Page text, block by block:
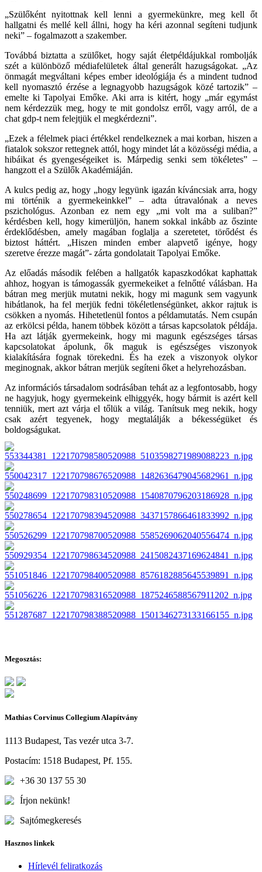
„Szülőként nyitottnak kell lenni a gyermekünkre, meg kell őt
hallgatni és mellé kell állni, hogy ha kéri azonnal segíteni tudjunk
neki” – fogalmazott a szakember.
Továbbá biztatta a szülőket, hogy saját életpéldájukkal rombolják
szét a különböző médiafelületek által generált hazugságokat. „Az
önmagát megváltani képes ember ideológiája és a mindent tudnod
kell nyomasztó érzése a legnagyobb hazugságok közé tartozik” –
emelte ki Tapolyai Emőke. Aki arra is kitért, hogy „már egymást
nem kérdezzük meg, hogy te mit gondolsz erről, vagy arról, de a
chat gdp-t nem felejtjük el megkérdezni”.
„Ezek a félelmek piaci értékkel rendelkeznek a mai korban, hiszen a
fiatalok sokszor rettegnek attól, hogy mindet lát a közösségi média, a
hibáikat és gyengeségeiket is. Márpedig senki sem tökéletes” –
hangzott el a Szülők Akadémiáján.
A kulcs pedig az, hogy „hogy legyünk igazán kíváncsiak arra, hogy
mi történik a gyermekeinkkel” – adta útravalónak a neves
pszichológus. Azonban ez nem egy „mi volt ma a suliban?”
kérdésben kell, hogy kimerüljön, hanem sokkal inkább az őszinte
érdeklődésben, amely magában foglalja a szeretetet, törődést és
biztost háttért. „Hiszen minden ember alapvető igénye, hogy
szeretve érezze magát”- zárta gondolatait Tapolyai Emőke.
Az előadás második felében a hallgatók kapaszkodókat kaphattak
ahhoz, hogyan is támogassák gyermekeiket a felnőtté válásban. Ha
bátran meg merjük mutatni nekik, hogy mi magunk sem vagyunk
hibátlanok, ha fel merjük fedni tökéletlenségünket, akkor rajtuk is
csökken a nyomás. Hihetetlenül fontos a példamutatás. Nem csupán
az erkölcsi példa, hanem többek között a társas kapcsolatok példája.
Ha azt látják gyermekeink, hogy mi magunk egészséges társas
kapcsolatokat ápolunk, ők maguk is egészséges viszonyok
kialakítására fognak törekedni. És ha ezek a viszonyok olykor
meginognak, akkor bátran merjük segíteni őket a helyrehozásban.
Az információs társadalom sodrásában tehát az a legfontosabb, hogy
ne hagyjuk, hogy gyermekeink elhiggyék, hogy bármit is azért kell
tenniük, mert azt várja el tőlük a világ. Tanítsuk meg nekik, hogy
csak azért tegyenek, hogy megtalálják a békességüket és
boldogságukat.
Megosztás:
Mathias Corvinus Collegium Alapítvány
1113 Budapest, Tas vezér utca 3-7.
Postacím: 1518 Budapest, Pf. 155.
+36 30 137 55 30
Írjon nekünk!
Sajtómegkeresés
Hasznos linkek
Hírlevél feliratkozás